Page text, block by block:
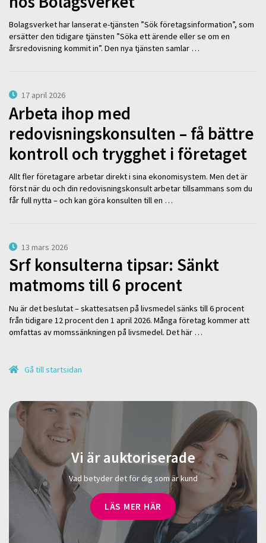
Bolagsverket har lanserat e-tjänsten ”Sök företagsinformation”, som
ersätter den tidigare tjänsten ”Söka ett ärende eller se om en
årsredovisning kommit in”. Den nya tjänsten samlar …
17 april 2026
Arbeta ihop med
redovisningskonsulten – få bättre
kontroll och trygghet i företaget
Allt fler företagare arbetar direkt i sina ekonomisystem. Men det är
först när du och din redovisningskonsult arbetar tillsammans som du
får full nytta – och kan göra konsulten till en …
13 mars 2026
Srf konsulterna tipsar: Sänkt
matmoms till 6 procent
Nu är det beslutat – skattesatsen på livsmedel sänks till 6 procent
från tidigare 12 procent den 1 april 2026. Många företag kommer att
omfattas av momssänkningen på livsmedel. Det här …
Gå till startsidan
Vi är auktoriserade
Vad betyder det för dig som är kund
LÄS MER HÄR